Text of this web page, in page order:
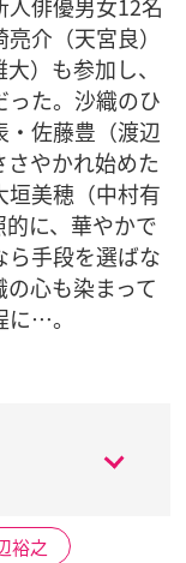
介（天宮良）
）も参加し、
った。沙織のひ
佐藤豊（渡辺
やかれ始めた
垣美穂（中村有
に、華やかで
ら手段を選ばな
心も染まって
に…。
裕之